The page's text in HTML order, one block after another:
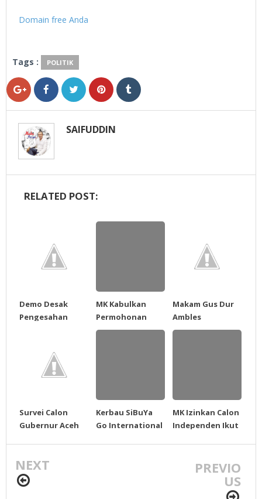
Domain free Anda
Tags : POLITIK
SAIFUDDIN
RELATED POST:
Demo Desak
Pengesahan
MK Kabulkan
Permohonan
Independen
Makam Gus Dur
Ambles
Survei Calon
Gubernur Aceh
Nazar Paling
Tinggi
Kerbau SiBuYa
Go International
MK Izinkan Calon
Independen Ikut
NEXT PREVIO
US